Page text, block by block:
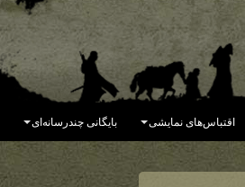
اقتباس‌های نمایشی بایگانی چندرسانه‌ای